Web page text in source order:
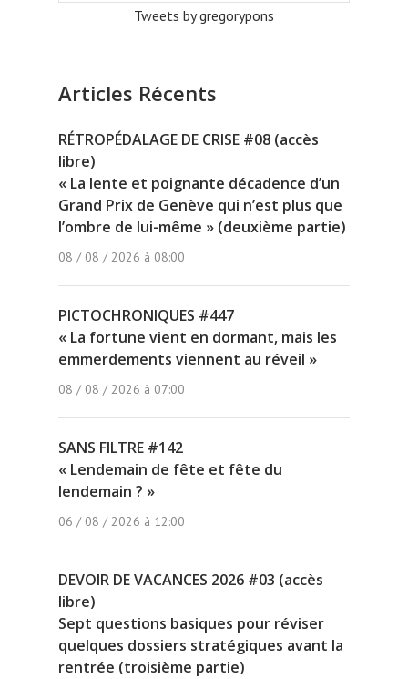
Tweets by gregorypons
Articles Récents
RÉTROPÉDALAGE DE CRISE #08 (accès
libre)
« La lente et poignante décadence d’un
Grand Prix de Genève qui n’est plus que
l’ombre de lui-même » (deuxième partie)
08 / 08 / 2026 à 08:00
PICTOCHRONIQUES #447
« La fortune vient en dormant, mais les
emmerdements viennent au réveil »
08 / 08 / 2026 à 07:00
SANS FILTRE #142
« Lendemain de fête et fête du
lendemain ? »
06 / 08 / 2026 à 12:00
DEVOIR DE VACANCES 2026 #03 (accès
libre)
Sept questions basiques pour réviser
quelques dossiers stratégiques avant la
rentrée (troisième partie)